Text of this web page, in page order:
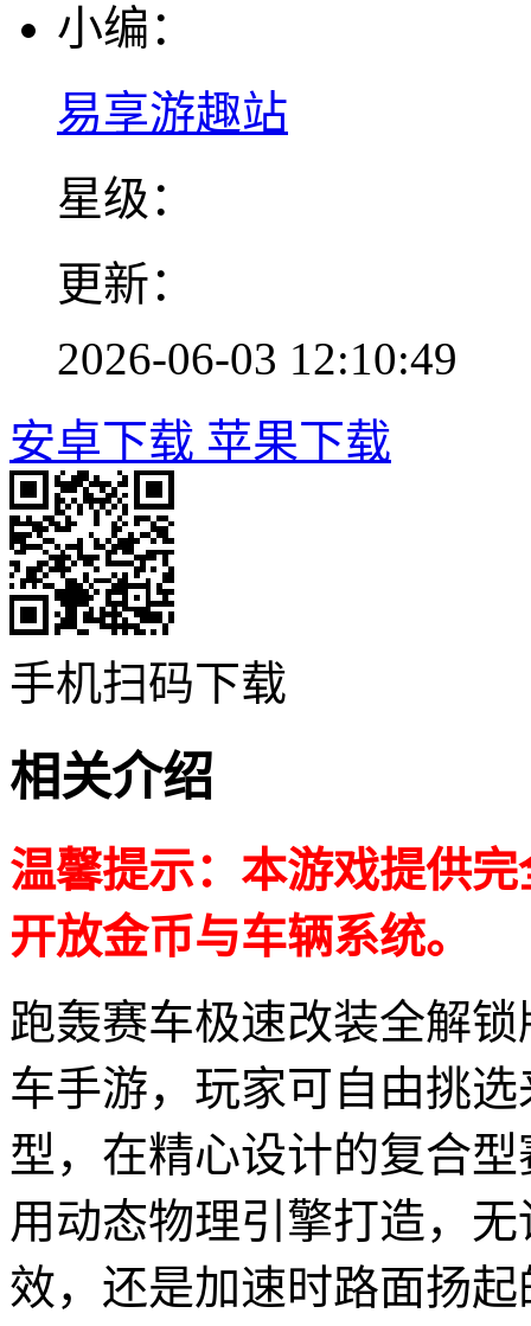
小编：
易享游趣站
星级：
更新：
2026-06-03 12:10:49
安卓下载 苹果下载
手机扫码下载
相关介绍
温馨提示：本游戏提供
开放金币与车辆系统。
跑轰赛车极速改装全解
车手游，玩家可自由挑
型，在精心设计的复合
用动态物理引擎打造，
效，还是加速时路面扬